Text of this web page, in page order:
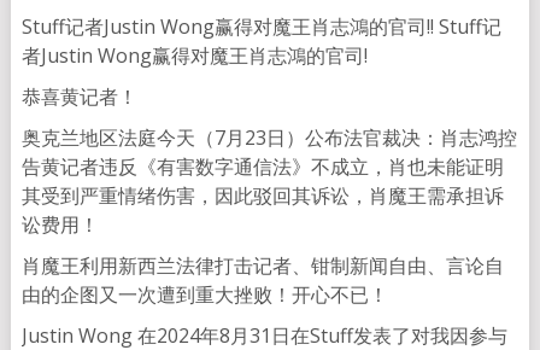
Stuff记者Justin Wong赢得对魔王肖志鴻的官司!! Stuff记
者Justin Wong赢得对魔王肖志鴻的官司!
恭喜黄记者！
奥克兰地区法庭今天（7月23日）公布法官裁决：肖志鸿控
告黄记者违反《有害数字通信法》不成立，肖也未能证明
其受到严重情绪伤害，因此驳回其诉讼，肖魔王需承担诉
讼费用！
肖魔王利用新西兰法律打击记者、钳制新闻自由、言论自
由的企图又一次遭到重大挫败！开心不已！
Justin Wong 在2024年8月31日在Stuff发表了对我因参与